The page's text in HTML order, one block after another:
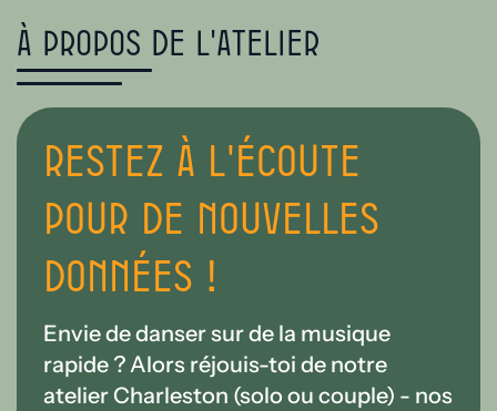
À propos de l'atelier
Restez à l'écoute
pour de nouvelles
données !
Envie de danser sur de la musique
rapide ? Alors réjouis-toi de notre
atelier Charleston (solo ou couple) - nos